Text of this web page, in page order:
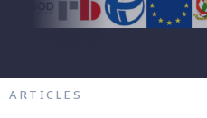
ARTICLES